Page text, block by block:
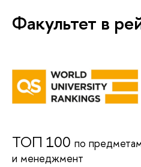
Факультет в
ТОП 100 по
и менеджмент